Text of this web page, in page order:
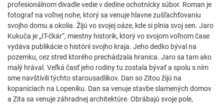
profesionálnom divadle vedie v dedine ochotnícky súbor. Roman je
fotograf na voľnej nohe, ktorý sa venuje hlavne zušľachťovaniu
svojho domu a okolia. Žijú vo svojej oáze, kde si plnia svoj sen. Jaro
Kukuča je „IT-čkár“, miestny historik, ktorý vo svojom voľnom čase
vydáva publikácie o histórii svojho kraja. Jeho dedko býval na
pozemku, cez stred ktorého prechádzala hranica. Jaro sa tam ako
malý hrával. Veľká časť jeho rodiny tu zostala bývať a spolu s ním
sme navštívili týchto starousadlíkov. Dan so Zitou žijú na
kopaniciach na Lopeníku. Dan sa venuje stavbe slamených domov
a Zita sa venuje záhradnej architektúre. Obrábajú svoje pole,